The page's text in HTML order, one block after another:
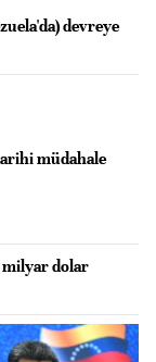
devreye
müdahale
milyar dolar